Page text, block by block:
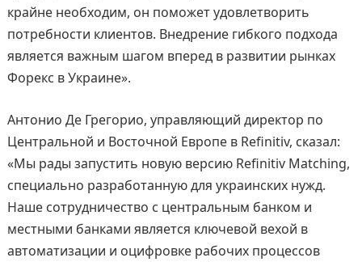
крайне необходим, он поможет удовлетворить
потребности клиентов. Внедрение гибкого подхода
является важным шагом вперед в развитии рынках
Форекс в Украине».
Антонио Де Грегорио, управляющий директор по
Центральной и Восточной Европе в Refinitiv, сказал:
«Мы рады запустить новую версию Refinitiv Matching,
специально разработанную для украинских нужд.
Наше сотрудничество с центральным банком и
местными банками является ключевой вехой в
автоматизации и оцифровке рабочих процессов